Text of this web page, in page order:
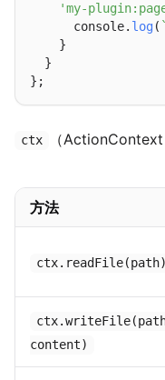
'my-
      console.
log(
    }
  }
ctx （ActionContext
方法
ctx.readFile(path)
content)